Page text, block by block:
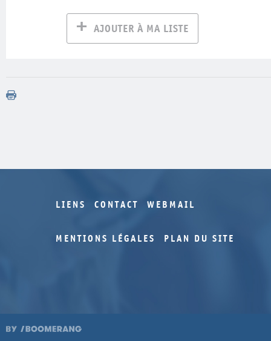
AJOUTER À MA LISTE
LIENS CONTACT WEBMAIL
MENTIONS LÉGALES PLAN DU SITE